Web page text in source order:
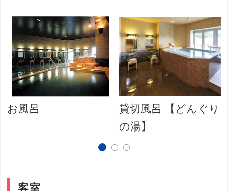
お風呂
貸切風呂 【どんぐり
の湯】
客室